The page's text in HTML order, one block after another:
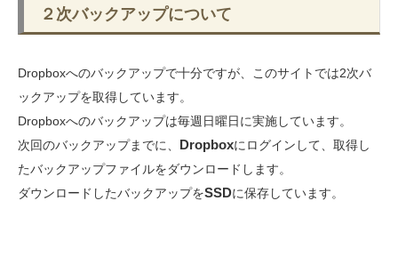
２次バックアップについて
Dropboxへのバックアップで十分ですが、このサイトでは2次バ
ックアップを取得しています。
Dropboxへのバックアップは毎週日曜日に実施しています。
次回のバックアップまでに、 Dropboxにログインして、取得し
たバックアップファイルをダウンロードします。
ダウンロードしたバックアップをSSDに保存しています。